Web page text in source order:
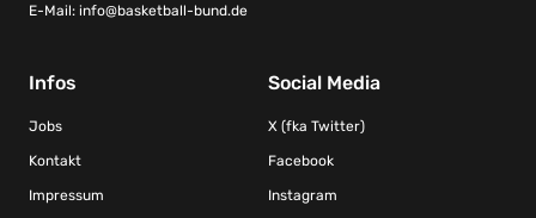
E-Mail: info@basketball-bund.de
Infos
Jobs
Kontakt
Impressum
Social Media
X (fka Twitter)
Facebook
Instagram